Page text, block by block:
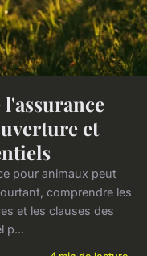
et
pour animaux peut
comprendre les
et les clauses des
p...